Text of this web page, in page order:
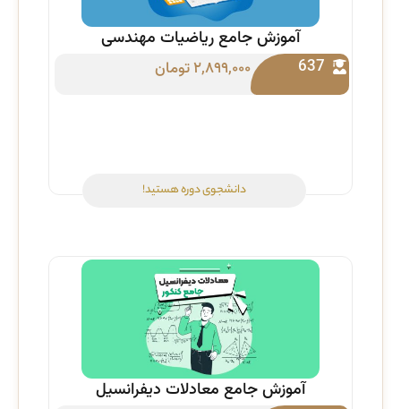
آموزش جامع ریاضیات مهندسی
637 ۲,۸۹۹,۰۰۰تومان
دانشجوی دوره هستید!
آموزش جامع معادلات دیفرانسیل